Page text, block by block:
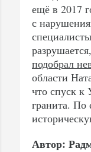
ещё в 2017
с
разрушается,
подобрал
области
что спуск к
гранита. По
Автор: